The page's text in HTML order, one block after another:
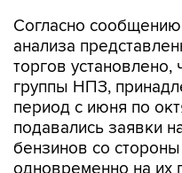
Согласно
анализа
торгов
группы НПЗ,
период с июня по
подавались заявки
бензинов со